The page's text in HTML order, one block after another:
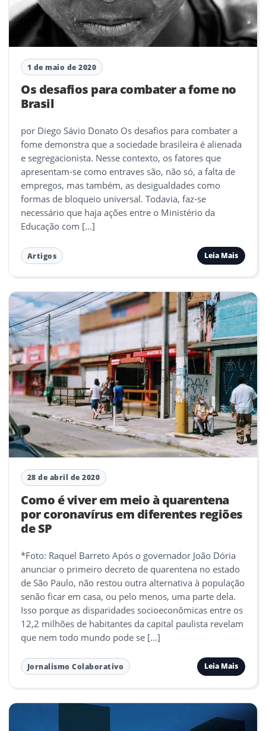
1 de maio de 2020
Os desafios para combater a fome no
Brasil
por Diego Sávio Donato Os desafios para combater a
fome demonstra que a sociedade brasileira é alienada
e segregacionista. Nesse contexto, os fatores que
apresentam-se como entraves são, não só, a falta de
empregos, mas também, as desigualdades como
formas de bloqueio universal. Todavia, faz-se
necessário que haja ações entre o Ministério da
Educação com […]
Artigos Leia Mais
28 de abril de 2020
Como é viver em meio à quarentena
por coronavírus em diferentes regiões
de SP
*Foto: Raquel Barreto Após o governador João Dória
anunciar o primeiro decreto de quarentena no estado
de São Paulo, não restou outra alternativa à população
senão ficar em casa, ou pelo menos, uma parte dela.
Isso porque as disparidades socioeconômicas entre os
12,2 milhões de habitantes da capital paulista revelam
que nem todo mundo pode se […]
Jornalismo Colaborativo Leia Mais